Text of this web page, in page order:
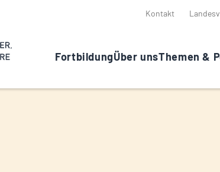
Kontakt
FortbildungÜber unsThemen &